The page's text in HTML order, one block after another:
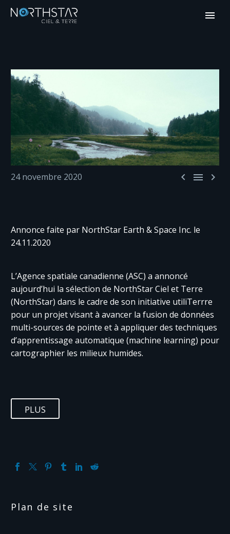
  
24 novembre 2020
Annonce faite par NorthStar Earth & Space Inc. le
24.11.2020
L’Agence spatiale canadienne (ASC) a annoncé
aujourd’hui la sélection de NorthStar Ciel et Terre
(NorthStar) dans le cadre de son initiative utiliTerrre
pour un projet visant à avancer la fusion de données
multi-sources de pointe et à appliquer des techniques
d’apprentissage automatique (machine learning) pour
cartographier les milieux humides.
PLUS
Plan de site